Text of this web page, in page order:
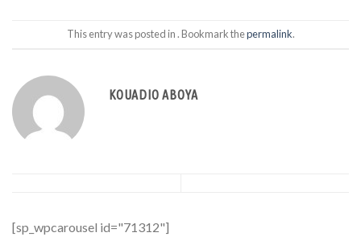
This entry was posted in . Bookmark thepermalink.
KOUADIO ABOYA
[sp_wpcarousel id="71312"]